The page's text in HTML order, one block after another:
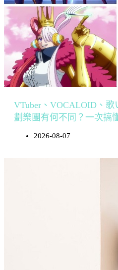
VTuber、VOCALOID、
劃樂團有何不同？一次搞
2026-08-07